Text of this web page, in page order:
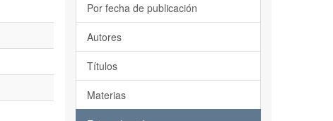
Por fecha de publicación
Autores
Títulos
Materias